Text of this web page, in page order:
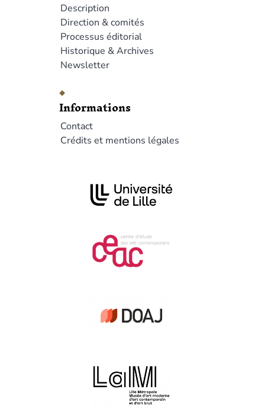
Description
Direction & comités
Processus éditorial
Historique & Archives
Newsletter
Informations
Contact
Crédits et mentions légales
Affiliations/partenaires